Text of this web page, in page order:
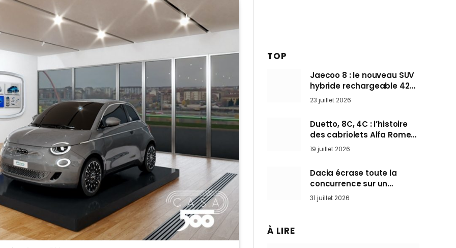
TOP
Jaecoo 8 : le nouveau SUV
hybride rechargeable 428
ch qui vise l’Audi Q7 arrive
en Europe cet automne
23 juillet 2026
Duetto, 8C, 4C : l’histoire
des cabriolets Alfa Romeo,
ces Spider qui ont défini
l’art de rouler cheveux au
vent
19 juillet 2026
Dacia écrase toute la
concurrence sur un
marché où personne ne
l’attendait
31 juillet 2026
À LIRE